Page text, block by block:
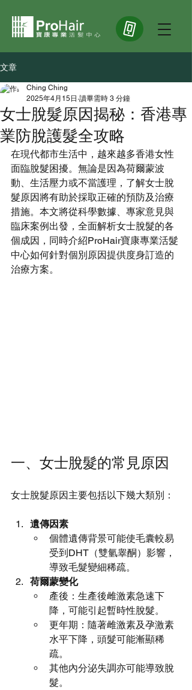
文章
女士脫髮原因揭秘：香港專
業防脫護髮全攻略
Ching Ching
2025年4月15日 讀畢需時 3 分鐘
在現代都市生活中，越來越多香港女性
面臨脫髮困擾。無論是因為荷爾蒙波
動、生活壓力或不當護理，了解女士脫
髮原因將有助於採取正確的預防及治療
措施。本文將從科學數據、專家意見與
臨床案例出發，全面解析女士脫髮的各
個成因，同時介紹ProHair寶康專業活髮
中心如何針對個別原因提供度身訂造的
治療方案。
一、女士脫髮的常見原因
女士脫髮原因主要包括以下幾大類別：
遺傳因素
個體遺傳背景可能使毛囊較易
受到DHT（雙氫睾酮）影響，
導致毛髮變細稀疏。
荷爾蒙變化
產後：生產後雌激素急速下
降，可能引起暫時性脫髮。
更年期：隨著雌激素及孕激素
水平下降，頭髮可能漸顯稀
疏。
其他內分泌失調亦可能導致脫
髮。